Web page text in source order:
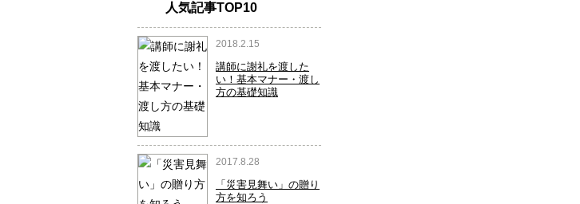
人気記事TOP10
2018.2.15
講師に謝礼を渡した
い！基本マナー・渡し
方の基礎知識
2017.8.28
「災害見舞い」の贈り
方を知ろう